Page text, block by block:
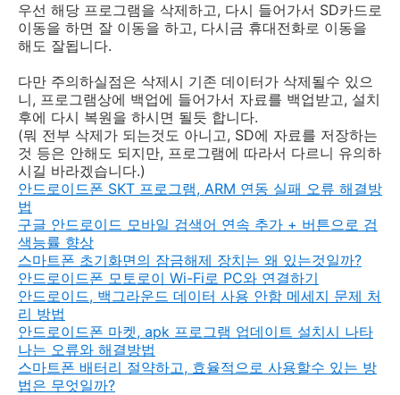
우선 해당 프로그램을 삭제하고, 다시 들어가서 SD카드로
이동을 하면 잘 이동을 하고, 다시금 휴대전화로 이동을
해도 잘됩니다.
다만 주의하실점은 삭제시 기존 데이터가 삭제될수 있으
니, 프로그램상에 백업에 들어가서 자료를 백업받고, 설치
후에 다시 복원을 하시면 될듯 합니다.
(뭐 전부 삭제가 되는것도 아니고, SD에 자료를 저장하는
것 등은 안해도 되지만, 프로그램에 따라서 다르니 유의하
시길 바라겠습니다.)
안드로이드폰 SKT 프로그램, ARM 연동 실패 오류 해결방
법
구글 안드로이드 모바일 검색어 연속 추가 + 버튼으로 검
색능률 향상
스마트폰 초기화면의 잠금해제 장치는 왜 있는것일까?
안드로이드폰 모토로이 Wi-Fi로 PC와 연결하기
안드로이드, 백그라운드 데이터 사용 안함 메세지 문제 처
리 방법
안드로이드폰 마켓, apk 프로그램 업데이트 설치시 나타
나는 오류와 해결방법
스마트폰 배터리 절약하고, 효율적으로 사용할수 있는 방
법은 무엇일까?